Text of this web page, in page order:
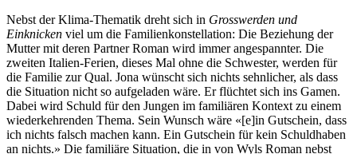
Nebst der Klima-Thematik dreht sich in Grosswerden und
Einknicken viel um die Familienkonstellation: Die Beziehung der
Mutter mit deren Partner Roman wird immer angespannter. Die
zweiten Italien-Ferien, dieses Mal ohne die Schwester, werden für
die Familie zur Qual. Jona wünscht sich nichts sehnlicher, als dass
die Situation nicht so aufgeladen wäre. Er flüchtet sich ins Gamen.
Dabei wird Schuld für den Jungen im familiären Kontext zu einem
wiederkehrenden Thema. Sein Wunsch wäre «[e]in Gutschein, dass
ich nichts falsch machen kann. Ein Gutschein für kein Schuldhaben
an nichts.» Die familiäre Situation, die in von Wyls Roman nebst